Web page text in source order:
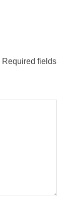
Required fields